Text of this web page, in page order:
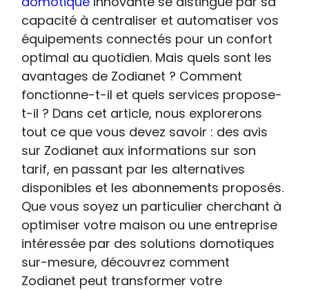
capacité à centraliser et automatiser vos
équipements connectés pour un confort
optimal au quotidien. Mais quels sont les
avantages de Zodianet ? Comment
fonctionne-t-il et quels services propose-
t-il ? Dans cet article, nous explorerons
tout ce que vous devez savoir : des avis
sur Zodianet aux informations sur son
tarif, en passant par les alternatives
disponibles et les abonnements proposés.
Que vous soyez un particulier cherchant à
optimiser votre maison ou une entreprise
intéressée par des solutions domotiques
sur-mesure, découvrez comment
Zodianet peut transformer votre